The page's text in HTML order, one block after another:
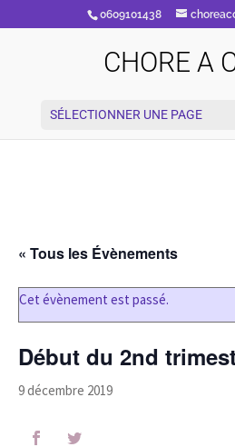
0609101438
CHORE A
SÉLECTIONNER UNE PAGE
« Tous les Évènements
Cet évènement est passé.
Début du 2nd
9 décembre 2019